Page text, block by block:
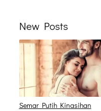
New Posts
Semar Putih Kinasihan